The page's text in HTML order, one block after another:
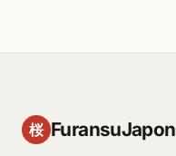
桜 FuransuJapon